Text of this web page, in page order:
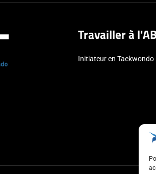
Travailler à
Initiateur en Taekwondo